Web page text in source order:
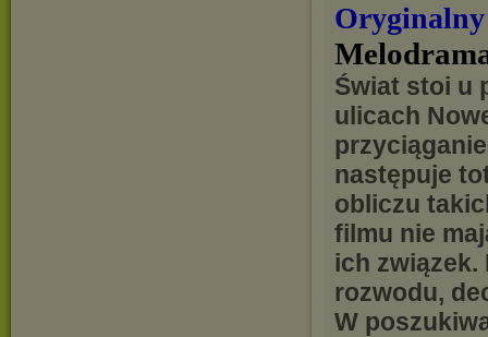
Świat stoi u
ulicach
następuje
obliczu
filmu nie
ich związek.
rozwodu,
W